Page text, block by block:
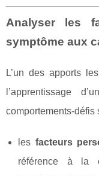
Analyser les
symptôme aux
L’un des apports
l’apprentissage
comportements-défis
les facteurs
référence à la